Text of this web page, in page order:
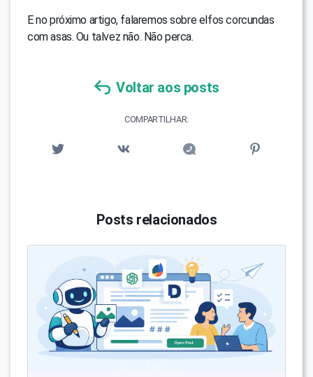
E no próximo artigo, falaremos sobre elfos corcundas
com asas. Ou talvez não. Não perca.
Voltar aos posts
COMPARTILHAR:
Posts relacionados